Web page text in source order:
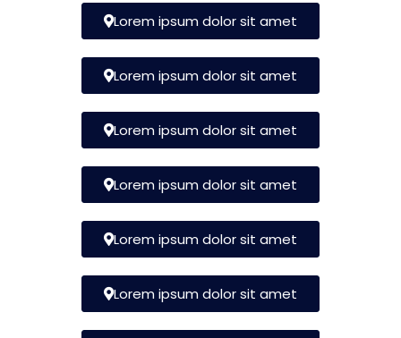
Lorem ipsum dolor sit amet
Lorem ipsum dolor sit amet
Lorem ipsum dolor sit amet
Lorem ipsum dolor sit amet
Lorem ipsum dolor sit amet
Lorem ipsum dolor sit amet